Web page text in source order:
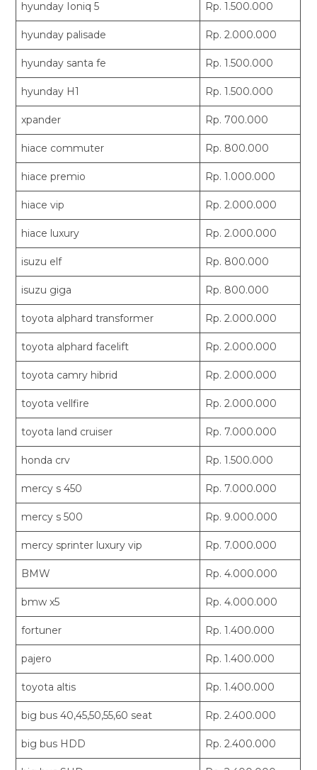
hyunday Ioniq 5 Rp. 1.500.000
hyunday palisade Rp. 2.000.000
hyunday santa fe Rp. 1.500.000
hyunday H1 Rp. 1.500.000
xpander Rp. 700.000
hiace commuter Rp. 800.000
hiace premio Rp. 1.000.000
hiace vip Rp. 2.000.000
hiace luxury Rp. 2.000.000
isuzu elf Rp. 800.000
isuzu giga Rp. 800.000
toyota alphard transformer Rp. 2.000.000
toyota alphard facelift Rp. 2.000.000
toyota camry hibrid Rp. 2.000.000
toyota vellfire Rp. 2.000.000
toyota land cruiser Rp. 7.000.000
honda crv Rp. 1.500.000
mercy s 450 Rp. 7.000.000
mercy s 500 Rp. 9.000.000
mercy sprinter luxury vip Rp. 7.000.000
BMW Rp. 4.000.000
bmw x5 Rp. 4.000.000
fortuner Rp. 1.400.000
pajero Rp. 1.400.000
toyota altis Rp. 1.400.000
big bus 40,45,50,55,60 seat Rp. 2.400.000
big bus HDD Rp. 2.400.000